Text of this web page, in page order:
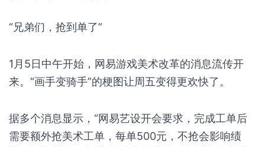
“兄弟们，抢到单了”
1月5日中午开始，网易游戏美术改革的消息流传开
来。“画手变骑手”的梗图让周五变得更欢快了。
据多个消息显示，“网易艺设开会要求，完成工单后
需要额外抢美术工单，每单500元，不抢会影响绩